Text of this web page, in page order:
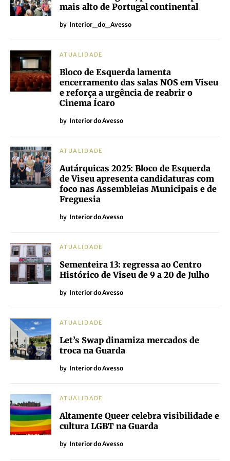
mais alto de Portugal continental
by Interior_do_Avesso
ATUALIDADE
Bloco de Esquerda lamenta
encerramento das salas NOS em Viseu
e reforça a urgência de reabrir o
Cinema Ícaro
by Interior do Avesso
ATUALIDADE
Autárquicas 2025: Bloco de Esquerda
de Viseu apresenta candidaturas com
foco nas Assembleias Municipais e de
Freguesia
by Interior do Avesso
ATUALIDADE
Sementeira 13: regressa ao Centro
Histórico de Viseu de 9 a 20 de Julho
by Interior do Avesso
ATUALIDADE
Let’s Swap dinamiza mercados de
troca na Guarda
by Interior do Avesso
ATUALIDADE
Altamente Queer celebra visibilidade e
cultura LGBT na Guarda
by Interior do Avesso